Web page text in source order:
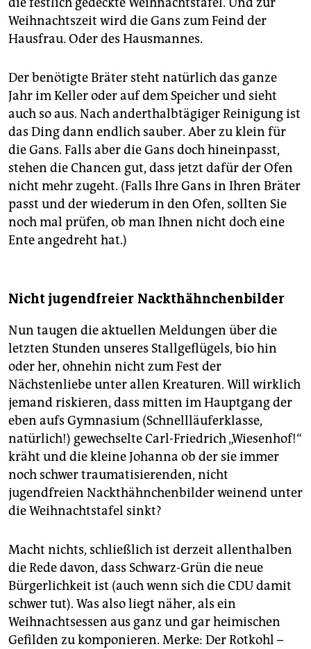
Weihnachtszeit wird die Gans zum Feind der
Hausfrau. Oder des Hausmannes.
Der benötigte Bräter steht natürlich das ganze
Jahr im Keller oder auf dem Speicher und sieht
auch so aus. Nach anderthalbtägiger Reinigung ist
das Ding dann endlich sauber. Aber zu klein für
die Gans. Falls aber die Gans doch hineinpasst,
stehen die Chancen gut, dass jetzt dafür der Ofen
nicht mehr zugeht. (Falls Ihre Gans in Ihren Bräter
passt und der wiederum in den Ofen, sollten Sie
noch mal prüfen, ob man Ihnen nicht doch eine
Ente angedreht hat.)
Nicht jugendfreier Nackthähnchenbilder
Nun taugen die aktuellen Meldungen über die
letzten Stunden unseres Stallgeflügels, bio hin
oder her, ohnehin nicht zum Fest der
Nächstenliebe unter allen Kreaturen. Will wirklich
jemand riskieren, dass mitten im Hauptgang der
eben aufs Gymnasium (Schnellläuferklasse,
natürlich!) gewechselte Carl-Friedrich „Wiesenhof!“
kräht und die kleine Johanna ob der sie immer
noch schwer traumatisierenden, nicht
jugendfreien Nackthähnchenbilder weinend unter
die Weihnachtstafel sinkt?
Macht nichts, schließlich ist derzeit allenthalben
die Rede davon, dass Schwarz-Grün die neue
Bürgerlichkeit ist (auch wenn sich die CDU damit
schwer tut). Was also liegt näher, als ein
Weihnachtsessen aus ganz und gar heimischen
Gefilden zu komponieren. Merke: Der Rotkohl –